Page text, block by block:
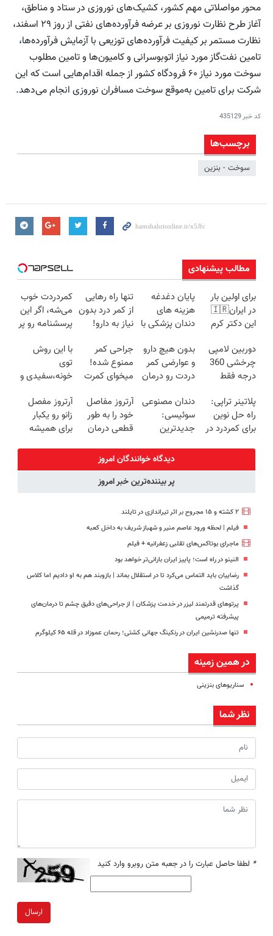
محور مواصلاتی مهم کشور، کشیک‌های نوروزی در ستاد و مناطق،
آغاز طرح نظارت نوروزی بر عرضه فرآورده‌های نفتی از روز ۲۹ اسفند،
نظارت مستمر بر کیفیت فرآورده‌های توزیعی با آزمایش فرآورده‌ها،
تامین نفت‌گاز مورد نیاز اتوبوسرانی و کامیون‌ها و تامین مطلوب
سوخت مورد نیاز ۶۰ فرودگاه کشور از جمله اقدام‌هایی است که این
شرکت برای تامین به‌موقع سوخت مسافران نوروزی انجام می‌دهد.
کد خبر435129
برچسب‌ها
سوخت - بنزین
مطالب پیشنهادی
برای اولین بار
در ایران🇮🇷
این دکتر کرم
روزه ساخت!
پایان دغدغه
هزینه های
دندان پزشکی با
کننده خانگی
تنها راه رهایی
از کمر درد بدون
نیاز به دارو!
کمردردت خوب
می‌شه، اگر این
پرسشنامه رو پر
دوربین لامپی
چرخشی 360
درجه فقط
🔥 پرداخت
درب منزل
بدون هیچ دارو
و عوارضی کمر
دردت رو درمان
(پرسش‌نامه)
جراحی کمر
ممنوع شده!
میخوای کمرت
درمان کنی؟
((پرسش‌نامه))
با این روش
توی
خونه،سفیدی و
برگردون
(40%off)
پلاتینر تراپی:
راه حل نوین
برای کمردرد در
دندان مصنوعی
سوئیسی:
جدیدترین
سبک و مقاوم |
پرداخت قسطی
آرتروز مفاصل
خود را به طور
قطعی درمان
◗پرسش‌نامه◖
آرتروز مفصل
زانو رو یکبار
برای همیشه
دیدگاه خوانندگان امروز
پر بیننده‌ترین خبر امروز
۲ کشته و ۱۵ مجروح بر اثر تیراندازی در تایلند
فیلم | لحظه ورود عاصم منیر و شهباز شریف به داخل کعبه
ماجرای بوتاکس‌های تقلبی زعفرانیه + فیلم
النینو در راه است؛ پاییز ایران بارانی‌تر خواهد بود
رضاییان باید التماس می‌کرد تا در استقلال بماند | بازوبند هم به او دادیم اما کلاس
گذاشت
پرتوهای قدرتمند لیزر در خدمت پزشکان | از جراحی‌های دقیق چشم تا درمان‌های
پیشرفته ترمیمی
تنها صدرنشین ایران در رنکینگ جهانی کشتی؛ رحمان عموزاد در قله ۶۵ کیلوگرم
در همین زمینه
سناریوهای بنزینی
نظر شما
* لطفا حاصل عبارت را در جعبه متن روبرو وارد کنید
ارسال